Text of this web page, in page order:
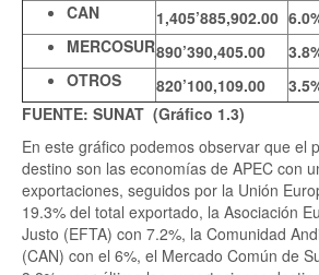
CAN
1,405’885,902.00
MERCOSUR890’390,405.00
OTROS
820’100,109.00
FUENTE: SUNAT (Gráfico 1.3)
En este gráfico podemos observar que el
destino son las economías de APEC con
exportaciones, seguidos por la Unión
19.3% del total exportado, la Asociación
Justo (EFTA) con 7.2%, la Comunidad
(CAN) con el 6%, el Mercado Común de